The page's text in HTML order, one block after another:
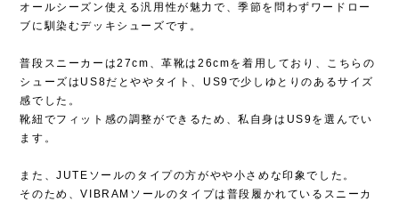
オールシーズン使える汎用性が魅力で、季節を問わずワードロー
ブに馴染むデッキシューズです。
普段スニーカーは27cm、革靴は26cmを着用しており、こちらの
シューズはUS8だとややタイト、US9で少しゆとりのあるサイズ
感でした。
靴紐でフィット感の調整ができるため、私自身はUS9を選んでい
ます。
また、JUTEソールのタイプの方がやや小さめな印象でした。
そのため、VIBRAMソールのタイプは普段履かれているスニーカ